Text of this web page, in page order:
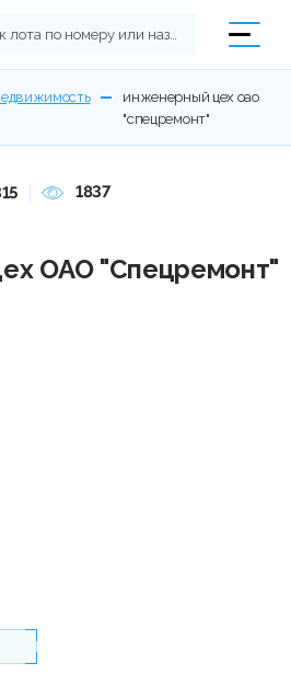
инженерный цех оао
"спецремонт"
1837
ОАО "Спецремонт"